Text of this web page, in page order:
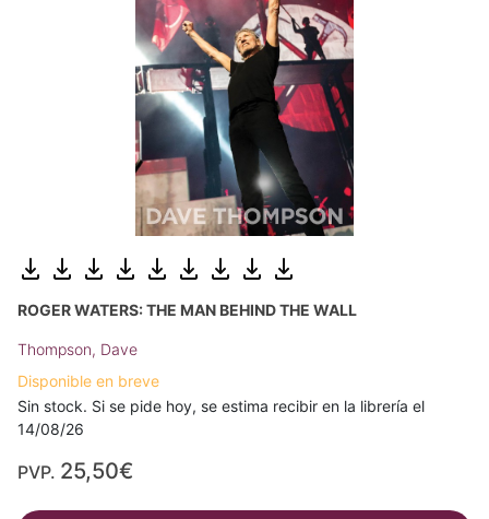
ROGER WATERS: THE MAN BEHIND THE WALL
Thompson, Dave
Disponible en breve
Sin stock. Si se pide hoy, se estima recibir en la librería el
14/08/26
PVP. 25,50€